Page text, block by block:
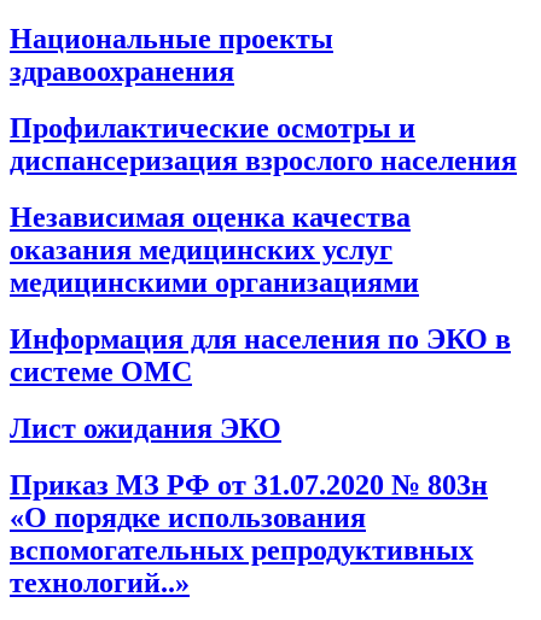
Национальные проекты
здравоохранения
Профилактические осмотры и
диспансеризация взрослого населения
Независимая оценка качества
оказания медицинских услуг
медицинскими организациями
Информация для населения по ЭКО в
системе ОМС
Лист ожидания ЭКО
Приказ МЗ РФ от 31.07.2020 № 803н
«О порядке использования
вспомогательных репродуктивных
технологий..»